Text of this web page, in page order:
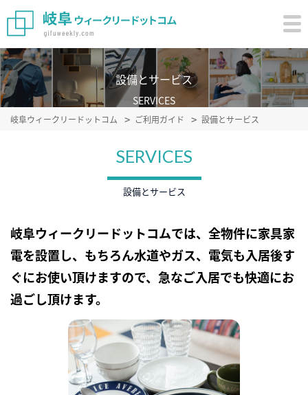
設備とサービス
SERVICES
岐阜ウィークリードットコム ご利用ガイド 設備とサービス
SERVICES
設備とサービス
岐阜ウィークリードットコムでは、全物件に家具家
電を設置し、もちろん水道やガス、電気も入居後す
ぐにお使い頂けますので、急なご入居でも快適にお
過ごし頂けます。